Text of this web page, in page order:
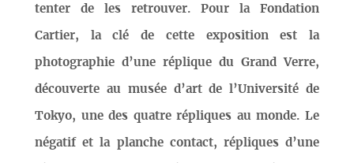
tenter de les retrouver. Pour la Fondation
Cartier, la clé de cette exposition est la
photographie d’une réplique du Grand Verre,
découverte au musée d’art de l’Université de
Tokyo, une des quatre répliques au monde. Le
négatif et la planche contact, répliques d’une